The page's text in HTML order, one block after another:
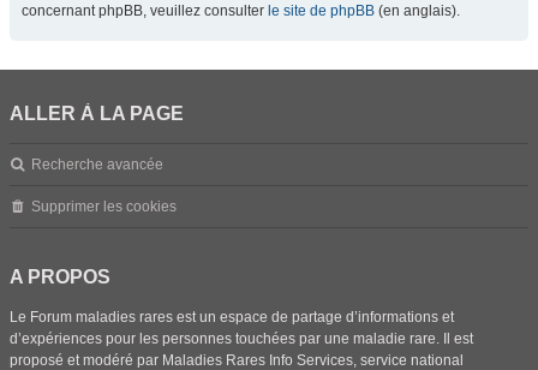
concernant phpBB, veuillez consulter le site de phpBB (en anglais).
ALLER À LA PAGE
Recherche avancée
Supprimer les cookies
A PROPOS
Le Forum maladies rares est un espace de partage d’informations et
d’expériences pour les personnes touchées par une maladie rare. Il est
proposé et modéré par Maladies Rares Info Services, service national